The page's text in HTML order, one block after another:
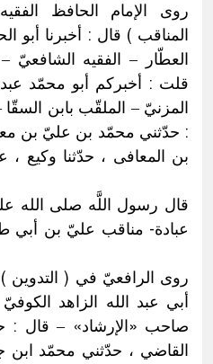
المناقب ) قال : أخبرنا
العطّار – الفقيه الشافعيّ
قلت : أخبركم أبو محمّد
المزنيّ – الملقّب بابن
: حدّثني محمّد بن عليّ بن
بن المعافى‏ ، حدّثنا
قال رسول اللَّه صلى الله
أبي عبد الله الزاهد
صاحب «الإرشاد» – قال :
القاضي ، حدّثني محمّد